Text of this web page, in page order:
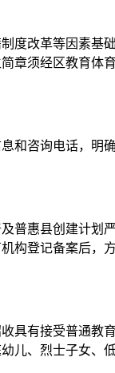
改革等因素基
章须经区教育
咨询电话，明
惠县创建计划
构登记备案后
有接受普通教
、烈士子女、